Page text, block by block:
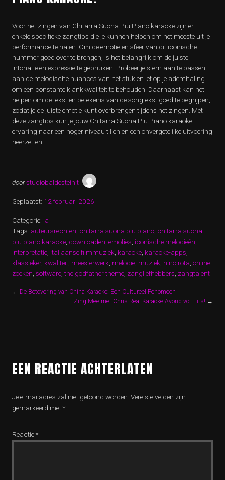
Voor het zingen van Chitarra Suona Piu Piano karaoke zijn er
enkele specifieke zangtips die je kunnen helpen om het meeste uit je
performance te halen. Om de emotie en sfeer van dit iconische
nummer goed over te brengen, is het belangrijk om de juiste
intonatie en expressie te gebruiken. Probeer je stem aan te passen
aan de melodische nuances van het stuk en let op je ademhaling
om een constante klankkwaliteit te behouden. Daarnaast kan het
helpen om de tekst en betekenis van de songtekst goed te begrijpen,
zodat je de juiste emotie kunt overbrengen tijdens het zingen. Met
deze zangtips kun je jouw Chitarra Suona Piu Piano karaoke-
ervaring naar een hoger niveau tillen en een onvergetelijke uitvoering
neerzetten.
doorstudiobaldesteinit
Geplaatst: 12 februari 2026
Categorie: la
Tags: auteursrechten chitarra suona piu piano chitarra suona
piu piano karaoke downloaden emoties iconische melodieën
interpretatie italiaanse filmmuziek karaoke karaoke-apps
klassieker, kwaliteit meesterwerk melodie muziek nino rota online
zoeken software ,the godfather theme zangliefhebbers zangtalent
← De Betovering van China Karaoke: Een Cultureel Fenomeen
Zing Mee met Chris Rea: Karaoke Avond vol Hits! →
EEN REACTIE ACHTERLATEN
Je e-mailadres zal niet getoond worden. Vereiste velden zijn
gemarkeerd met*
Reactie*